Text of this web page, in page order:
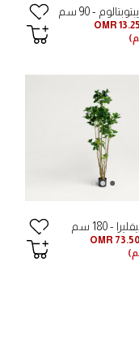
- 90 سم
OMR
- 180 سم
OMR